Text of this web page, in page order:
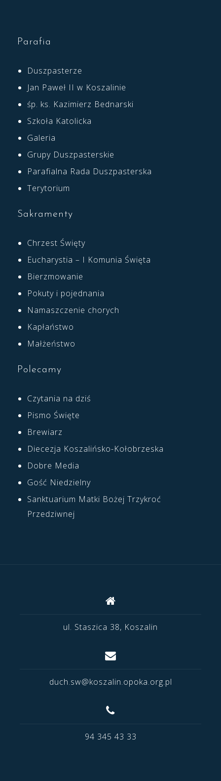
Parafia
Duszpasterze
Jan Paweł II w Koszalinie
śp. ks. Kazimierz Bednarski
Szkoła Katolicka
Galeria
Grupy Duszpasterskie
Parafialna Rada Duszpasterska
Terytorium
Sakramenty
Chrzest Święty
Eucharystia – I Komunia Święta
Bierzmowanie
Pokuty i pojednania
Namaszczenie chorych
Kapłaństwo
Małżeństwo
Polecamy
Czytania na dziś
Pismo Święte
Brewiarz
Diecezja Koszalińsko-Kołobrzeska
Dobre Media
Gość Niedzielny
Sanktuarium Matki Bożej Trzykroć
Przedziwnej
ul. Staszica 38, Koszalin
duch.sw@koszalin.opoka.org.pl
94 345 43 33